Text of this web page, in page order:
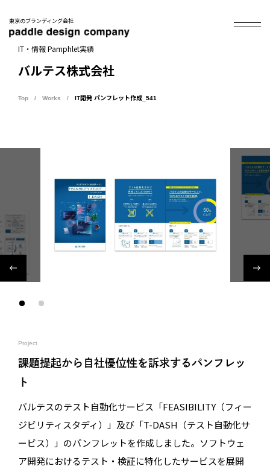
東京のブランディング会社
IT・情報 Pamphlet実績
バルテス株式会社
Top Works IT開発 パンフレット作成_541
Project
課題提起から自社優位性を訴求するパンフレッ
ト
バルテスのテスト自動化サービス「FEASIBILITY（フィー
ジビリティスタディ）」及び「T-DASH（テスト自動化サ
ービス）」のパンフレットを作成しました。ソフトウェ
ア開発におけるテスト・検証に特化したサービスを展開